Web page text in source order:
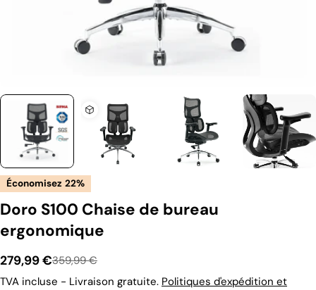
Économisez 22%
Doro S100 Chaise de bureau
ergonomique
Prix
279,99 €
Prix
359,99 €
TVA incluse - Livraison gratuite. Politiques d'expédition et